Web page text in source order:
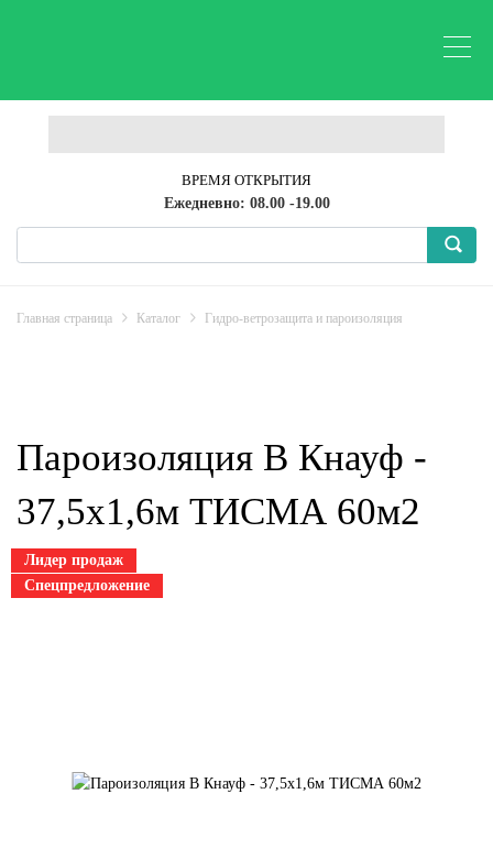
ВРЕМЯ ОТКРЫТИЯ
Ежедневно: 08.00 -19.00
Главная страница Каталог Гидро-ветрозащита и пароизоляция
Пароизоляция B Кнауф -
37,5х1,6м ТИСМА 60м2
Лидер продаж
Спецпредложение